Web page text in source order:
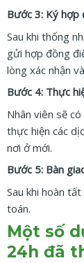
Bước 3: Ký hợp
Sau khi thống
gửi hợp đồng
lòng xác nhận
Bước 4: Thực
Nhân viên sẽ
thực hiện các
nơi ở mới.
Bước 5: Bàn
Sau khi hoàn
toán.
Một số
24h đã